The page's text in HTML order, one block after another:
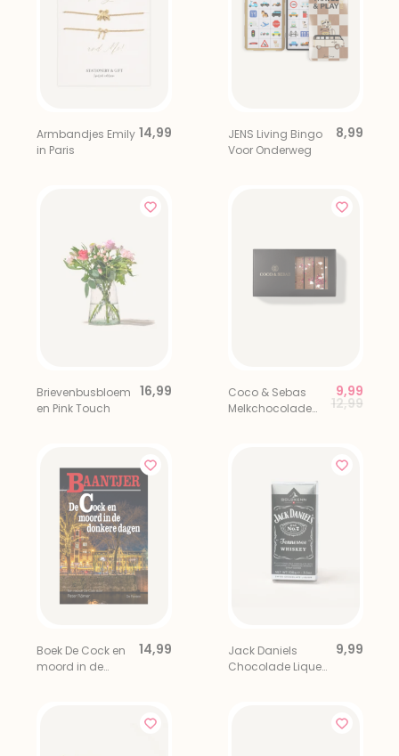
Armbandjes Emily
in Paris
14,99
JENS Living Bingo
Voor Onderweg
8,99
Brievenbusbloem
en Pink Touch
16,99
Coco & Sebas
Melkchocolade
Price
12,99to
9,99
Boek De Cock en
moord in de
14,99
Jack Daniels
Chocolade Liqueur
9,99